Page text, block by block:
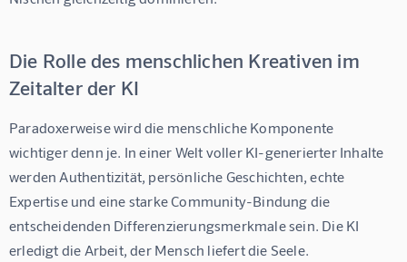
Die Rolle des menschlichen Kreativen im
Zeitalter der KI
Paradoxerweise wird die menschliche Komponente
wichtiger denn je. In einer Welt voller KI-generierter Inhalte
werden Authentizität, persönliche Geschichten, echte
Expertise und eine starke Community-Bindung die
entscheidenden Differenzierungsmerkmale sein. Die KI
erledigt die Arbeit, der Mensch liefert die Seele.